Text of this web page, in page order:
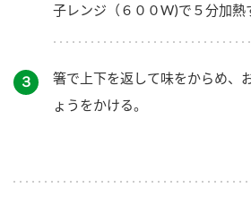
子レンジ（６００W)で５分加熱
３
箸で上下を返して味をからめ、
ょうをかける。